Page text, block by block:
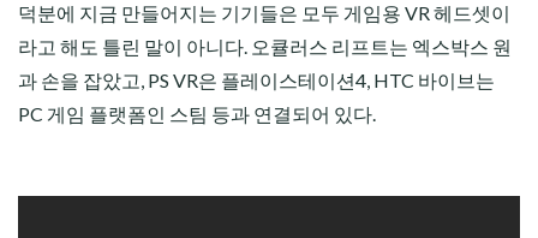
덕분에 지금 만들어지는 기기들은 모두 게임용 VR 헤드셋이
라고 해도 틀린 말이 아니다. 오큘러스 리프트는 엑스박스 원
과 손을 잡았고, PS VR은 플레이스테이션4, HTC 바이브는
PC 게임 플랫폼인 스팀 등과 연결되어 있다.